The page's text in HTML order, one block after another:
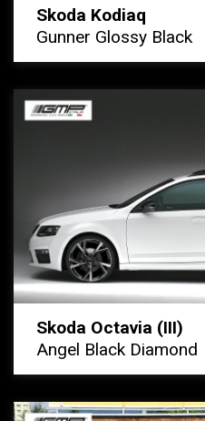
Skoda Kodiaq
Gunner Glossy Black
Skoda Octavia (III)
Angel Black Diamond